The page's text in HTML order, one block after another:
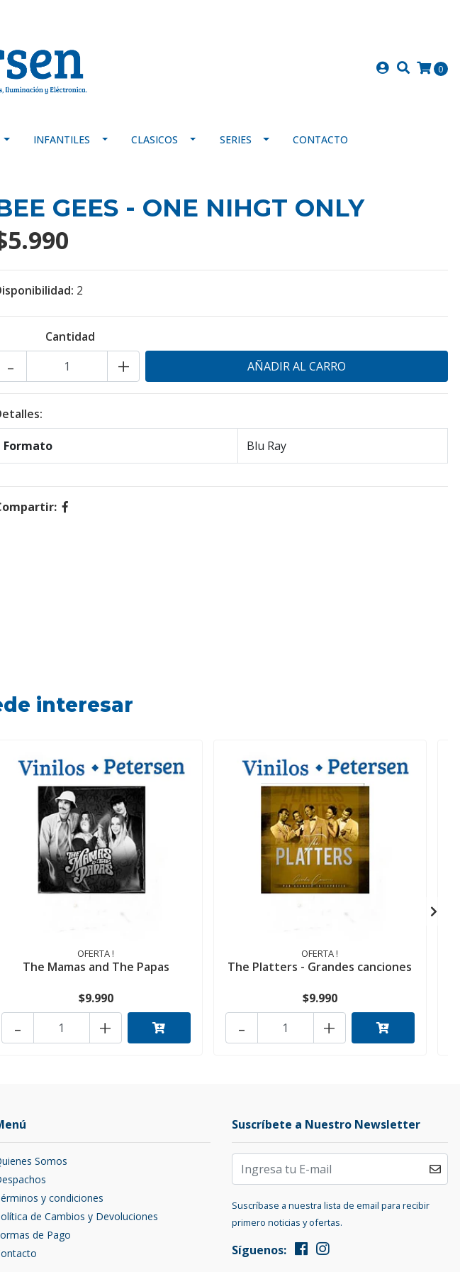
0
INFANTILES CLASICOS SERIES CONTACTO
GEES - ONE NIHGT ONLY
2
Cantidad
+
-
Formato Blu Ray
interesar
OFERTA !
The Mamas and The Papas
$9.990
+
-
OFERTA !
The Platters - Grandes canciones
$9.990
+
-
Somos
y condiciones
de Cambios y Devoluciones
de Pago
Suscríbete a Nuestro Newsletter
Suscríbase a nuestra lista de email para recibir
primero noticias y ofertas.
Síguenos: